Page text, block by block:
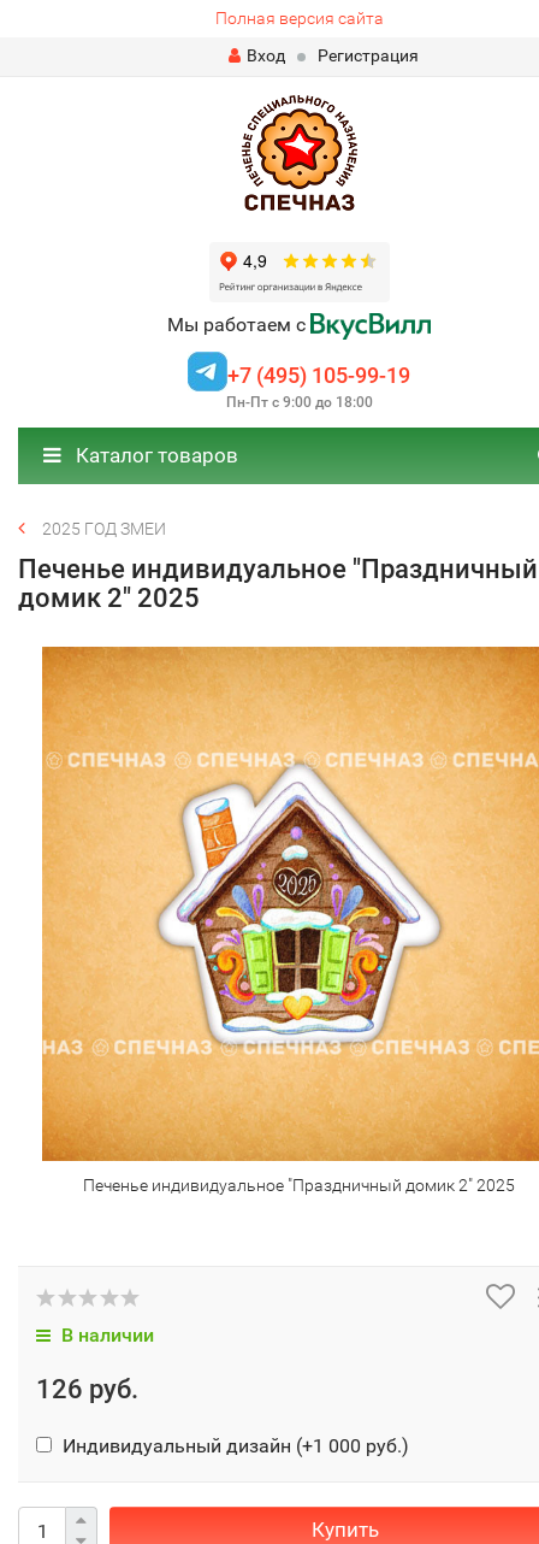
Полная версия сайта
Вход
Регистрация
Мы работаем с
+7 (495) 105-99-19
Пн-Пт с 9:00 до 18:00
Каталог товаров
2025 ГОД ЗМЕИ
Печенье индивидуальное "Праздничный
домик 2" 2025
Печенье индивидуальное "Праздничный домик 2" 2025
В наличии
126 руб.
Индивидуальный дизайн (+1 000 руб.)
Купить